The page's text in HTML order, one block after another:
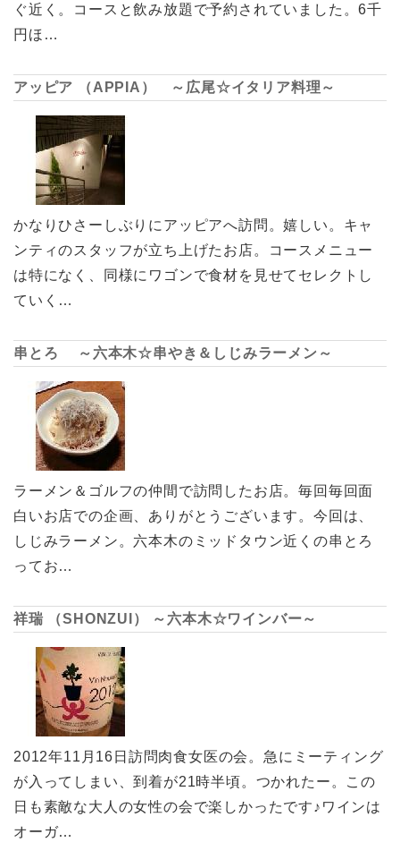
ぐ近く。コースと飲み放題で予約されていました。6千
円ほ…
アッピア （APPIA） ～広尾☆イタリア料理～
かなりひさーしぶりにアッピアへ訪問。嬉しい。キャ
ンティのスタッフが立ち上げたお店。コースメニュー
は特になく、同様にワゴンで食材を見せてセレクトし
ていく…
串とろ ～六本木☆串やき＆しじみラーメン～
ラーメン＆ゴルフの仲間で訪問したお店。毎回毎回面
白いお店での企画、ありがとうございます。今回は、
しじみラーメン。六本木のミッドタウン近くの串とろ
ってお…
祥瑞 （SHONZUI） ～六本木☆ワインバー～
2012年11月16日訪問肉食女医の会。急にミーティング
が入ってしまい、到着が21時半頃。つかれたー。この
日も素敵な大人の女性の会で楽しかったです♪ワインは
オーガ…